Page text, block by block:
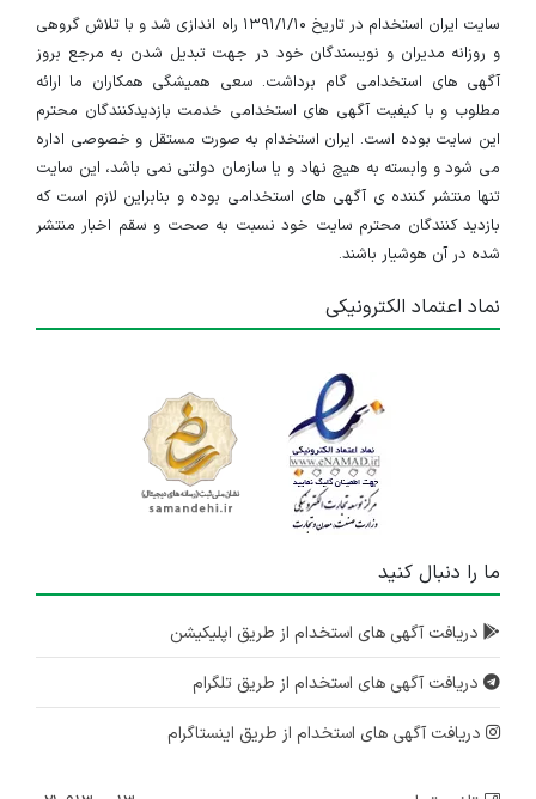
جذب تعدادی مدیر پروژه و رئیس کارگاه برای یک شرکت ساختمانی
تهران
۶ سال پیش منقضی شده
جذب کارشناس DCC و امور اداری
تهران
سایت ایران استخدام در تاریخ ۱۳۹۱/۱/۱۰ راه اندازی شد و با تلاش گروهی
و روزانه مدیران و نویسندگان خود در جهت تبدیل شدن به مرجع بروز
آگهی های استخدامی گام برداشت. سعی همیشگی همکاران ما ارائه
مطلوب و با کیفیت آگهی های استخدامی خدمت بازدیدکنندگان محترم
این سایت بوده است. ایران استخدام به صورت مستقل و خصوصی اداره
می شود و وابسته به هیچ نهاد و یا سازمان دولتی نمی باشد، این سایت
تنها منتشر کننده ی آگهی های استخدامی بوده و بنابراین لازم است که
بازدید کنندگان محترم سایت خود نسبت به صحت و سقم اخبار منتشر
شده در آن هوشیار باشند.
نماد اعتماد الکترونیکی
ما را دنبال کنید
دریافت آگهی های استخدام از طریق اپلیکیشن
دریافت آگهی های استخدام از طریق تلگرام
دریافت آگهی های استخدام از طریق اینستاگرام